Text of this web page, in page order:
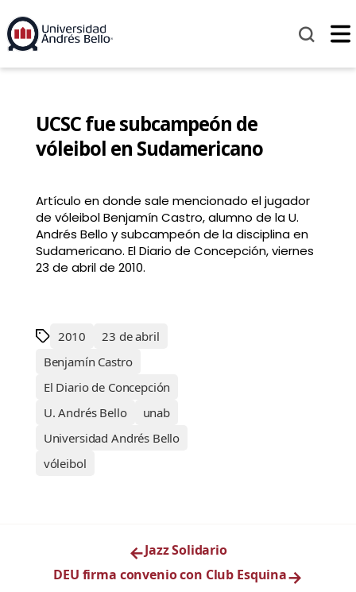
UCSC fue subcampeón de
vóleibol en Sudamericano
Artículo en donde sale mencionado el jugador
de vóleibol Benjamín Castro, alumno de la U.
Andrés Bello y subcampeón de la disciplina en
Sudamericano. El Diario de Concepción, viernes
23 de abril de 2010.
2010
23 de abril
Benjamín Castro
El Diario de Concepción
U. Andrés Bello
unab
Universidad Andrés Bello
vóleibol
←Jazz Solidario
DEU firma convenio con Club Esquina→